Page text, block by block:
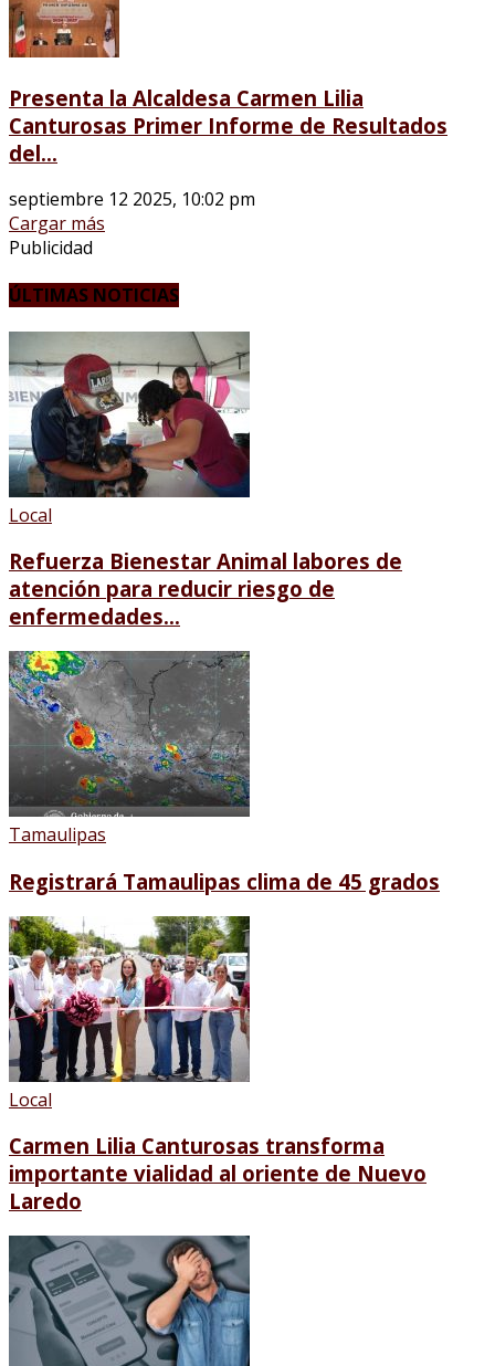
Presenta la Alcaldesa Carmen Lilia
Canturosas Primer Informe de Resultados
del...
septiembre 12 2025, 10:02 pm
Cargar más
Publicidad
ÚLTIMAS NOTICIAS
Local
Refuerza Bienestar Animal labores de
atención para reducir riesgo de
enfermedades...
Tamaulipas
Registrará Tamaulipas clima de 45 grados
Local
Carmen Lilia Canturosas transforma
importante vialidad al oriente de Nuevo
Laredo